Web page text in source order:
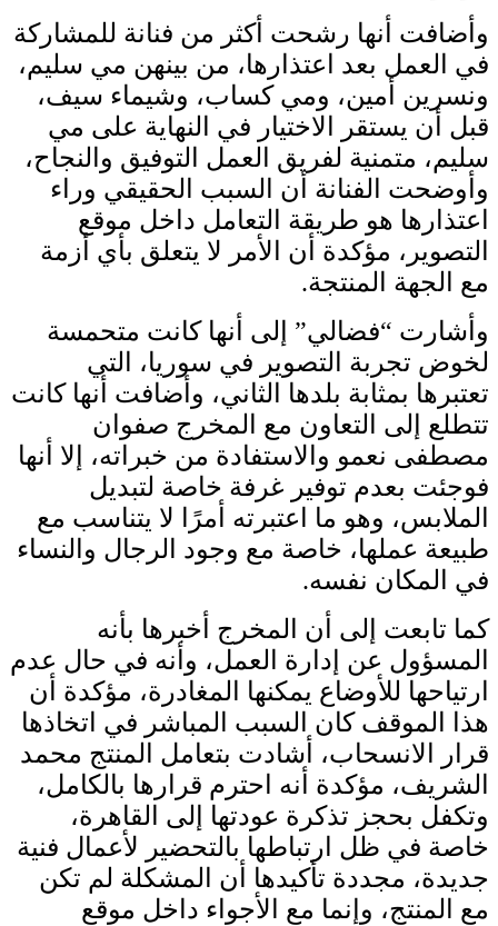
وأضافت أنها رشحت أكثر من فنانة للمشاركة
في العمل بعد اعتذارها، من بينهن مي سليم،
ونسرين أمين، ومي كساب، وشيماء سيف،
قبل أن يستقر الاختيار في النهاية على مي
سليم، متمنية لفريق العمل التوفيق والنجاح،
وأوضحت الفنانة أن السبب الحقيقي وراء
اعتذارها هو طريقة التعامل داخل موقع
التصوير، مؤكدة أن الأمر لا يتعلق بأي أزمة
مع الجهة المنتجة.
وأشارت “فضالي” إلى أنها كانت متحمسة
لخوض تجربة التصوير في سوريا، التي
تعتبرها بمثابة بلدها الثاني، وأضافت أنها كانت
تتطلع إلى التعاون مع المخرج صفوان
مصطفى نعمو والاستفادة من خبراته، إلا أنها
فوجئت بعدم توفير غرفة خاصة لتبديل
الملابس، وهو ما اعتبرته أمرًا لا يتناسب مع
طبيعة عملها، خاصة مع وجود الرجال والنساء
في المكان نفسه.
كما تابعت إلى أن المخرج أخبرها بأنه
المسؤول عن إدارة العمل، وأنه في حال عدم
ارتياحها للأوضاع يمكنها المغادرة، مؤكدة أن
هذا الموقف كان السبب المباشر في اتخاذها
قرار الانسحاب، أشادت بتعامل المنتج محمد
الشريف، مؤكدة أنه احترم قرارها بالكامل،
وتكفل بحجز تذكرة عودتها إلى القاهرة،
خاصة في ظل ارتباطها بالتحضير لأعمال فنية
جديدة، مجددة تأكيدها أن المشكلة لم تكن
مع المنتج، وإنما مع الأجواء داخل موقع